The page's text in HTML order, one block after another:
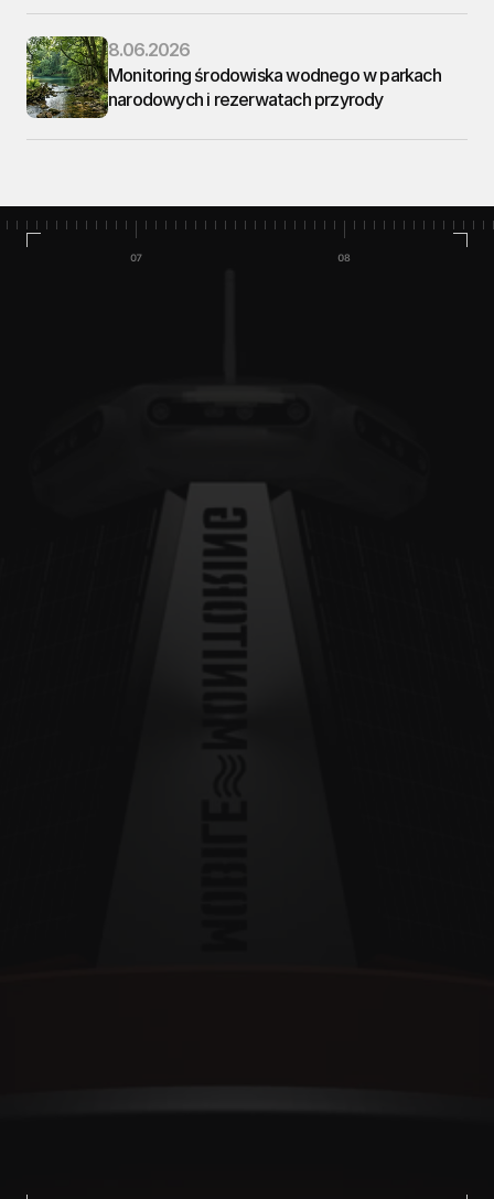
8.06.2026
Monitoring środowiska wodnego w parkach
narodowych i rezerwatach przyrody
Szukasz kompleksowego
Case studies